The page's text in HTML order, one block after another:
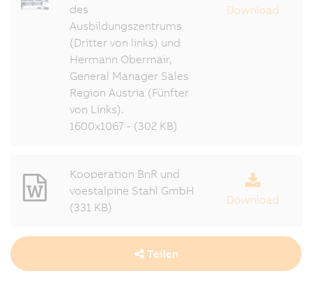
des
Ausbildungszentrums
(Dritter von links) und
Hermann Obermair,
General Manager Sales
Region Austria (Fünfter
von Links).
1600x1067 - (302 KB)
Download
Kooperation BnR und
voestalpine Stahl GmbH
(331 KB)
Download
Teilen